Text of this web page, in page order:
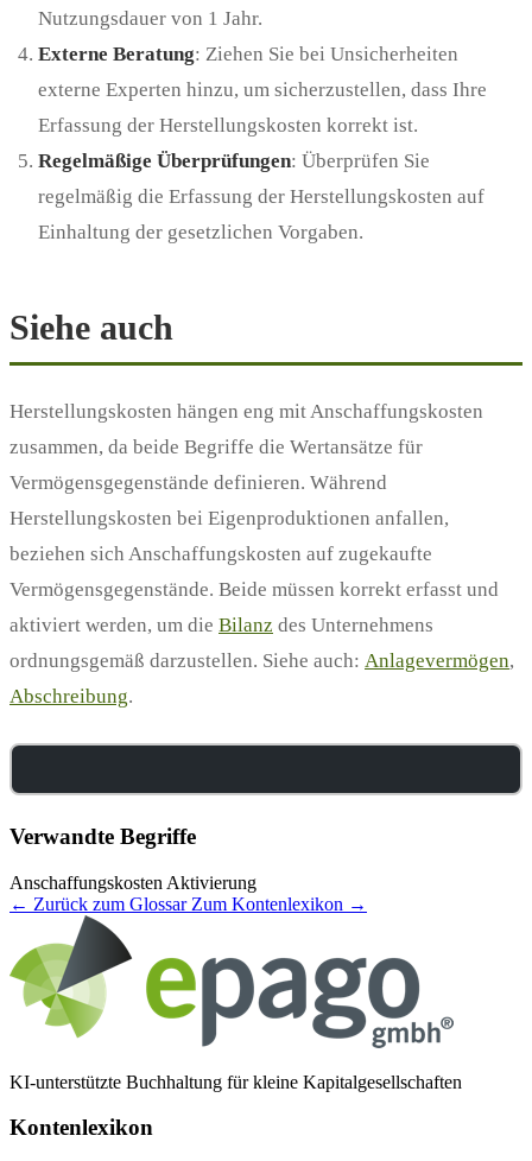
Nutzungsdauer von 1 Jahr.
Externe Beratung: Ziehen Sie bei Unsicherheiten
externe Experten hinzu, um sicherzustellen, dass Ihre
Erfassung der Herstellungskosten korrekt ist.
Regelmäßige Überprüfungen: Überprüfen Sie
regelmäßig die Erfassung der Herstellungskosten auf
Einhaltung der gesetzlichen Vorgaben.
Siehe auch
Herstellungskosten hängen eng mit Anschaffungskosten
zusammen, da beide Begriffe die Wertansätze für
Vermögensgegenstände definieren. Während
Herstellungskosten bei Eigenproduktionen anfallen,
beziehen sich Anschaffungskosten auf zugekaufte
Vermögensgegenstände. Beide müssen korrekt erfasst und
aktiviert werden, um die Bilanz des Unternehmens
ordnungsgemäß darzustellen. Siehe auch: Anlagevermögen,
Abschreibung.
Verwandte Begriffe
Anschaffungskosten Aktivierung
← Zurück zum Glossar Zum Kontenlexikon →
KI-unterstützte Buchhaltung für kleine Kapitalgesellschaften
Kontenlexikon